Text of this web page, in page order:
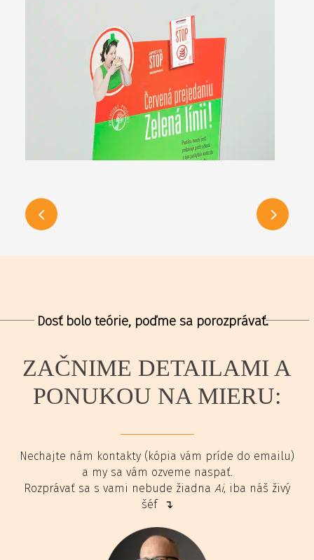
Dosť bolo teórie, poďme sa porozprávať.
ZAČNIME DETAILAMI A
PONUKOU NA MIERU:
Nechajte nám kontakty (kópia vám príde do emailu)
a my sa vám ozveme naspať.
Rozprávať sa s vami nebude žiadna Ai, iba náš živý
šéf ↴